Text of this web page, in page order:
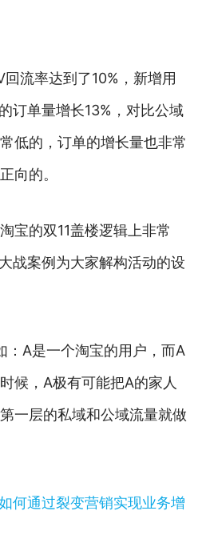
流率达到了10%，新增用
订单量增长13%，对比公域
低的，订单的增长量也非常
向的。
宝的双11盖楼逻辑上非常
战案例为大家解构活动的设
A是一个淘宝的用户，而A
候，A极有可能把A的家人
一层的私域和公域流量就做